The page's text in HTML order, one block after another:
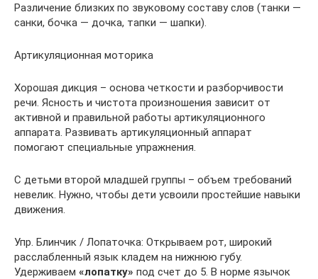
Различение близких по звуковому составу слов (танки —
санки, бочка — дочка, тапки — шапки).
Артикуляционная моторика
Хорошая дикция – основа четкости и разборчивости
речи. Ясность и чистота произношения зависит от
активной и правильной работы артикуляционного
аппарата. Развивать артикуляционный аппарат
помогают специальные упражнения.
С детьми второй младшей группы – объем требований
невелик. Нужно, чтобы дети усвоили простейшие навыки
движения.
Упр. Блинчик / Лопаточка: Открываем рот, широкий
расслабленный язык кладем на нижнюю губу.
Удерживаем «лопатку» под счет до 5. В норме язычок